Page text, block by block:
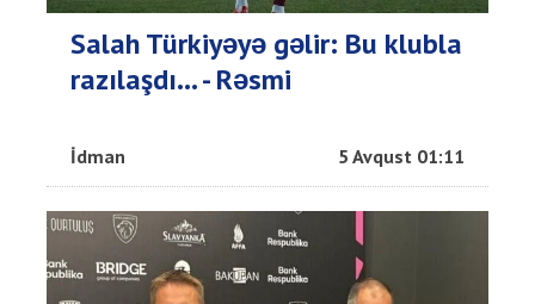
Salah Türkiyəyə gəlir: Bu klubla
razılaşdı... - Rəsmi
İdman 5 Avqust 01:11